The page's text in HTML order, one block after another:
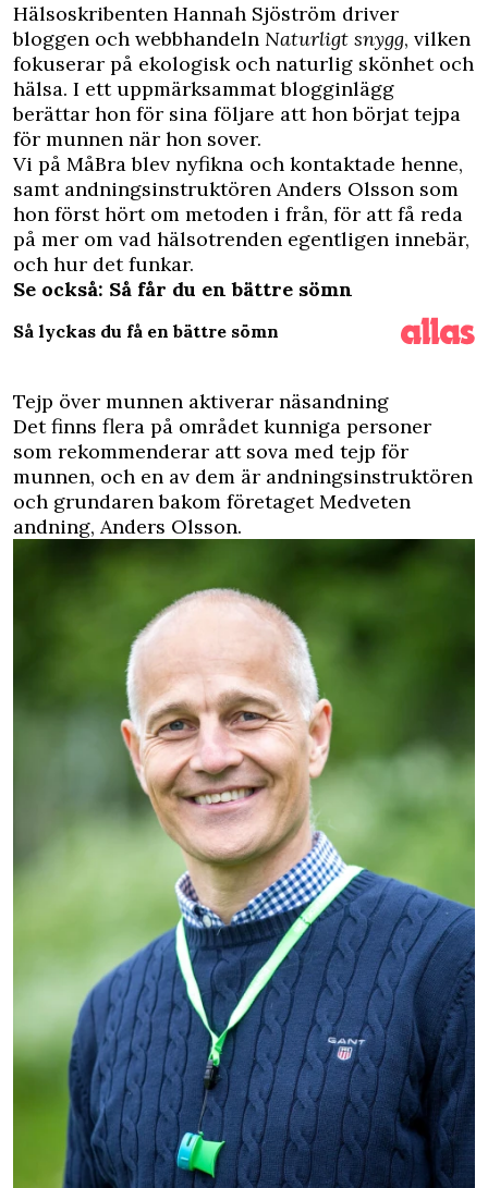
Hälsoskribenten Hannah Sjöström driver
bloggen och webbhandeln Naturligt snygg, vilken
fokuserar på ekologisk och naturlig skönhetoch
hälsa. I ett uppmärksammatblogginlägg
berättar hon för sina följare att hon börjat tejpa
för munnen när hon sover.
Vi på MåBra blev nyfikna och kontaktade henne,
samt andningsinstruktören Anders Olsson som
hon först hört om metoden i från, för att få reda
på mer om vad hälsotrenden egentligen innebär,
och hur det funkar.
Se också: Så får du en bättre sömn
Så lyckas du få en bättre sömn
Tejp över munnen aktiverar näsandning
Det finns flera på området kunniga personer
som rekommenderar att sova med tejp för
munnen, och en av dem är andningsinstruktören
och grundaren bakom företaget Medveten
andning, Anders Olsson.